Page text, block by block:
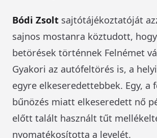
Bódi Zsolt sajtótájékoztatóját
sajnos mostanra köztudott,
betörések történnek Felnémet
Gyakori az autófeltörés is, a
egyre elkeseredettebbek. Egy, a
bűnözés miatt elkeseredett nő
előtt talált használt tűt
nyomatékosította a levelét.